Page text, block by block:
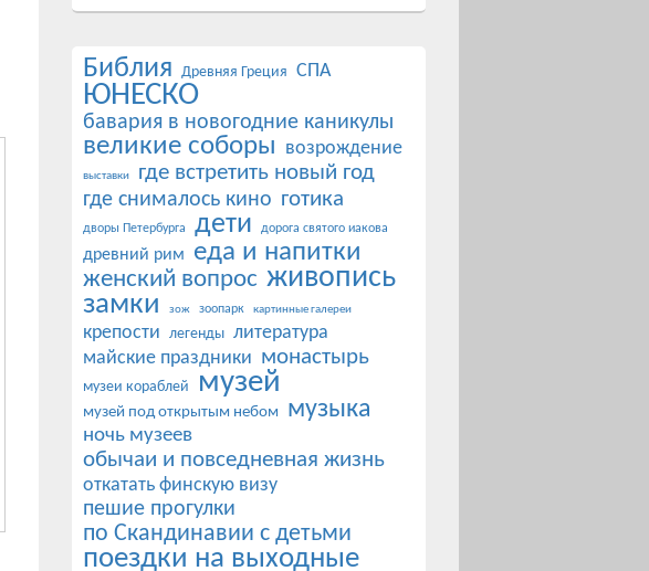
Библия Древняя Греция СПА
ЮНЕСКО
бавария в новогодние каникулы
великие соборы возрождение
выставки где встретить новый год
где снималось кино готика
дворы Петербурга дети дорога святого иакова
древний рим еда и напитки
женский вопрос живопись
замки
зож зоопарк картинные галереи
крепости легенды литература
майские праздники монастырь
музеи кораблей музей
музей под открытым небом музыка
ночь музеев
обычаи и повседневная жизнь
откатать финскую визу
пешие прогулки
по Скандинавии с детьми
поездки на выходные